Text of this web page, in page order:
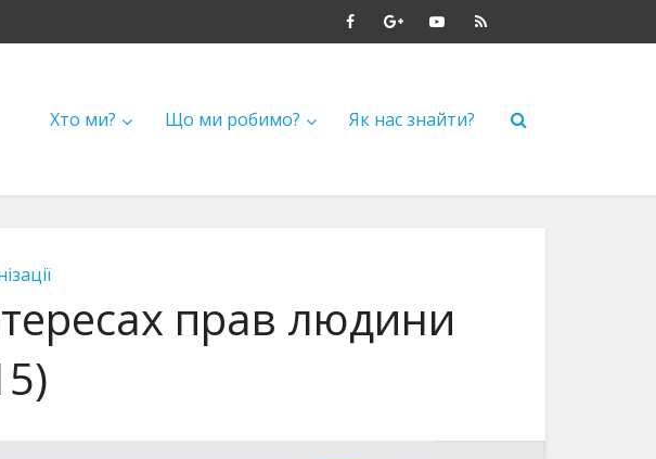
Хто ми? Що ми робимо? Як нас знайти?
прав людини